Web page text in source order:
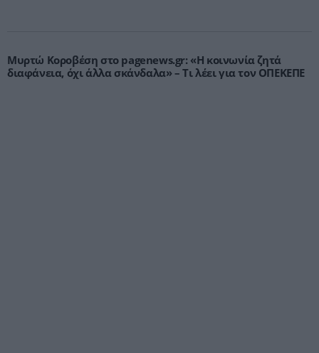
Μυρτώ Κοροβέση στο pagenews.gr: «Η κοινωνία ζητά
διαφάνεια, όχι άλλα σκάνδαλα» – Τι λέει για τον ΟΠΕΚΕΠΕ